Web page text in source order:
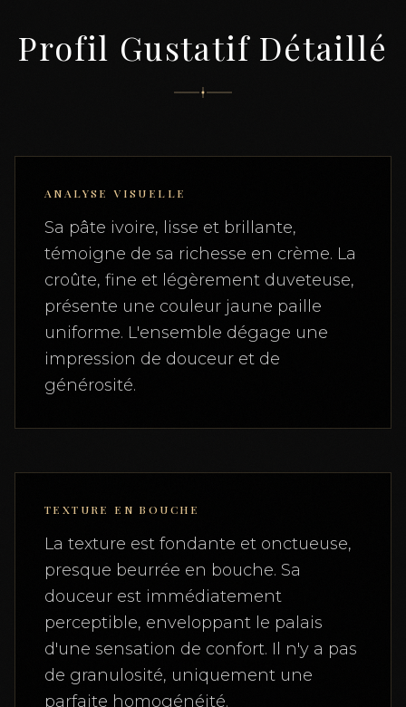
Profil Gustatif Détaillé
ANALYSE VISUELLE
Sa pâte ivoire, lisse et brillante,
témoigne de sa richesse en crème. La
croûte, fine et légèrement duveteuse,
présente une couleur jaune paille
uniforme. L'ensemble dégage une
impression de douceur et de
générosité.
TEXTURE EN BOUCHE
La texture est fondante et onctueuse,
presque beurrée en bouche. Sa
douceur est immédiatement
perceptible, enveloppant le palais
d'une sensation de confort. Il n'y a pas
de granulosité, uniquement une
parfaite homogénéité.